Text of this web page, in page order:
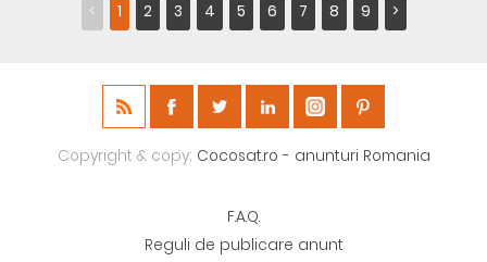
< 1 2 3 4 5 6 7 8 9 >
Copyright & copy; Cocosat.ro - anunturi Romania
F.A.Q.
Reguli de publicare anunt